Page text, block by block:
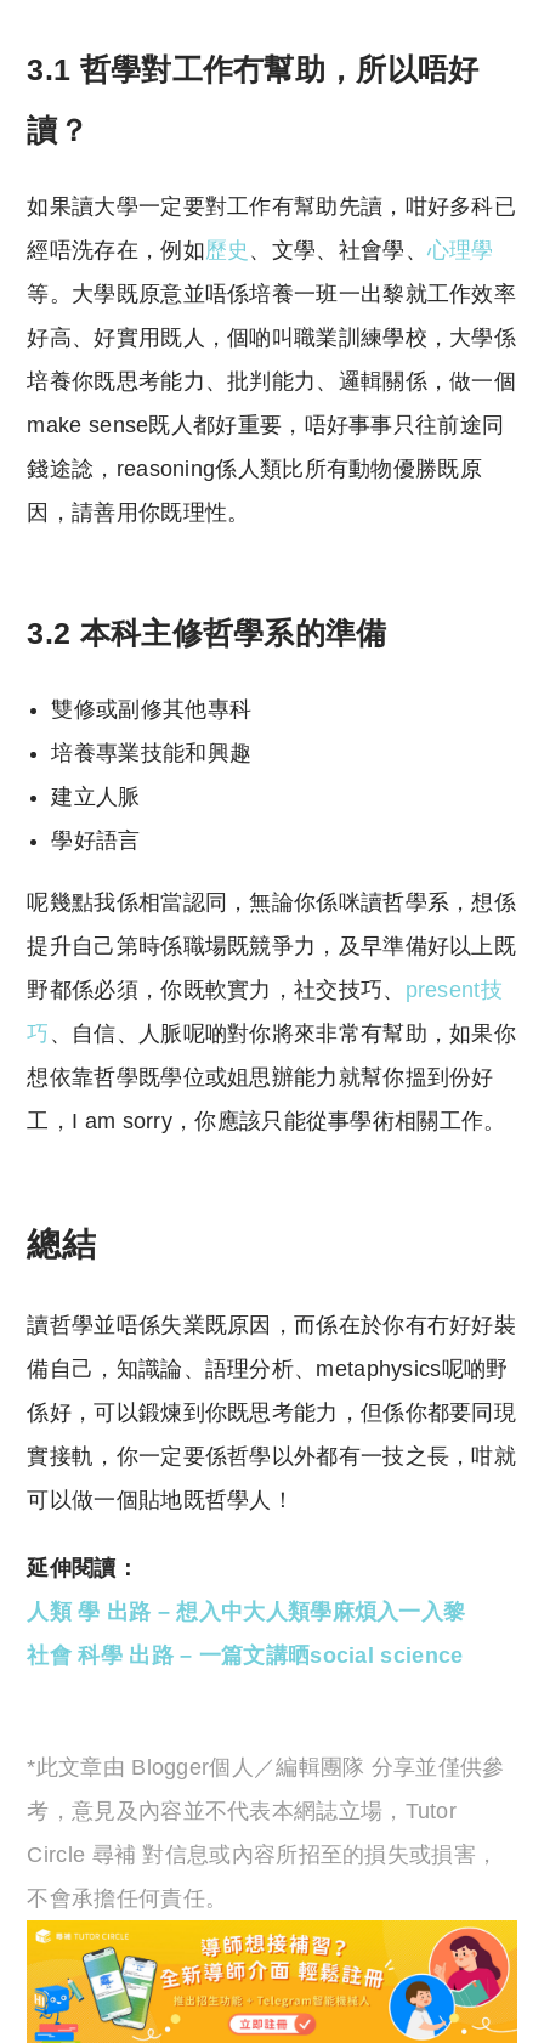
3.1 哲學對工作冇幫助，所以唔好
讀？
如果讀大學一定要對工作有幫助先讀，咁好多科已
經唔洗存在，例如歷史 、文學、社會學、 心理學
等。大學既原意並唔係培養一班一出黎就工作效率
好高、好實用既人，個啲叫職業訓練學校，大學係
培養你既思考能力、批判能力、邏輯關係，做一個
make sense既人都好重要，唔好事事只往前途同
錢途諗，reasoning係人類比所有動物優勝既原
因，請善用你既理性。
3.2 本科主修哲學系的準備
雙修或副修其他專科
培養專業技能和興趣
建立人脈
學好語言
呢幾點我係相當認同，無論你係咪讀哲學系，想係
提升自己第時係職場既競爭力，及早準備好以上既
野都係必須，你既軟實力，社交技巧、 present技
巧 、自信、人脈呢啲對你將來非常有幫助，如果你
想依靠哲學既學位或姐思辦能力就幫你搵到份好
工，I am sorry，你應該只能從事學術相關工作。
總結
讀哲學並唔係失業既原因，而係在於你有冇好好裝
備自己，知識論、語理分析、metaphysics呢啲野
係好，可以鍛煉到你既思考能力，但係你都要同現
實接軌，你一定要係哲學以外都有一技之長，咁就
可以做一個貼地既哲學人！
延伸閱讀：
人類 學 出路 – 想入中大人類學麻煩入一入黎
社會 科學 出路 – 一篇文講晒social science
*此文章由 Blogger個人／編輯團隊 分享並僅供參
考，意見及內容並不代表本網誌立場，Tutor
Circle 尋補 對信息或內容所招至的損失或損害，
不會承擔任何責任。